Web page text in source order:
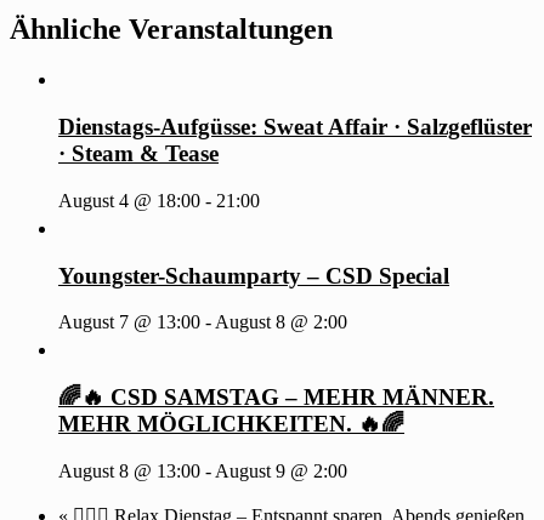
Ähnliche Veranstaltungen
Dienstags-Aufgüsse: Sweat Affair · Salzgeflüster
· Steam & Tease
August 4 @ 18:00 - 21:00
Youngster-Schaumparty – CSD Special
August 7 @ 13:00 - August 8 @ 2:00
🌈🔥 CSD SAMSTAG – MEHR MÄNNER.
MEHR MÖGLICHKEITEN. 🔥🌈
August 8 @ 13:00 - August 9 @ 2:00
« 🧖‍♂️✨ Relax Dienstag – Entspannt sparen. Abends genießen.